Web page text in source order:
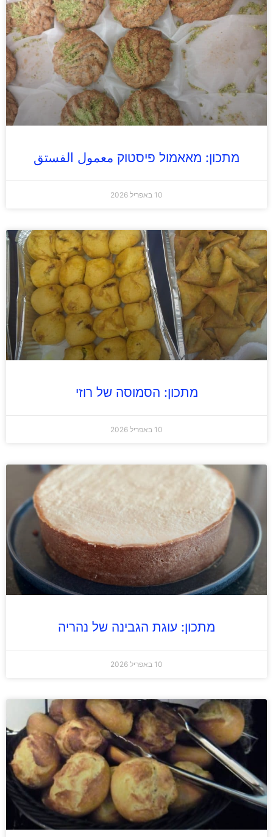
מתכון: מאאמול פיסטוק معمول الفستق
10 באפריל 2026
מתכון: הסמוסה של רוזי
10 באפריל 2026
מתכון: עוגת הגבינה של נהריה
10 באפריל 2026